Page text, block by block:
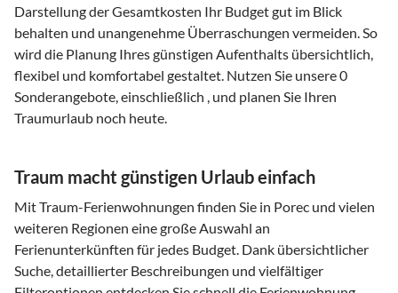
Darstellung der Gesamtkosten Ihr Budget gut im Blick
behalten und unangenehme Überraschungen vermeiden. So
wird die Planung Ihres günstigen Aufenthalts übersichtlich,
flexibel und komfortabel gestaltet. Nutzen Sie unsere 0
Sonderangebote, einschließlich , und planen Sie Ihren
Traumurlaub noch heute.
Traum macht günstigen Urlaub einfach
Mit Traum-Ferienwohnungen finden Sie in Porec und vielen
weiteren Regionen eine große Auswahl an
Ferienunterkünften für jedes Budget. Dank übersichtlicher
Suche, detaillierter Beschreibungen und vielfältiger